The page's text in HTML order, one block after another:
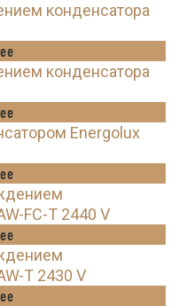
конденсатора
конденсатора
Energolux
FC-T 2440 V
T 2430 V